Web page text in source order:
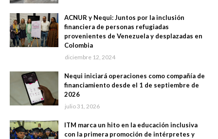
ACNUR y Nequi: Juntos por la inclusión
financiera de personas refugiadas
provenientes de Venezuela y desplazadas en
Colombia
diciembre 12, 2024
Nequi iniciará operaciones como compañía de
financiamiento desde el 1 de septiembre de
2026
julio 31, 2026
ITM marca un hito en la educación inclusiva
con la primera promoción de intérpretes y